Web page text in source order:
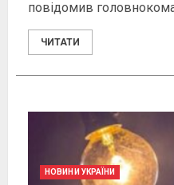
повідомив
ЧИТАТИ
НОВИНИ УКРАЇНИ